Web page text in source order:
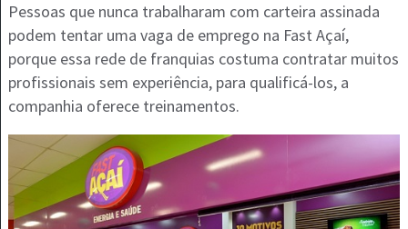
Pessoas que nunca trabalharam com carteira assinada
podem tentar uma vaga de emprego na Fast Açaí,
porque essa rede de franquias costuma contratar muitos
profissionais sem experiência, para qualificá-los, a
companhia oferece treinamentos.